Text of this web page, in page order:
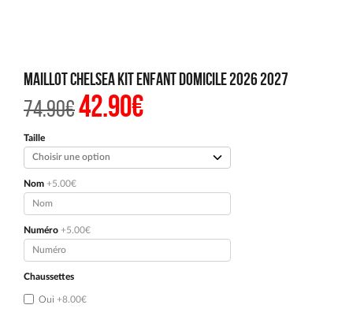
Maillot Chelsea Kit Enfant Domicile 2026 2027
74.90€Le
prix
était :
74.90€.
42.90€Le
prix
est :
42.90€.
Taille
Nom +5.00€
Numéro +5.00€
Chaussettes
Oui +8.00€